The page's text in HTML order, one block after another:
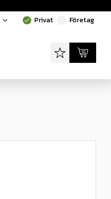
done Privat Företag
Favoriter
Kundvagn